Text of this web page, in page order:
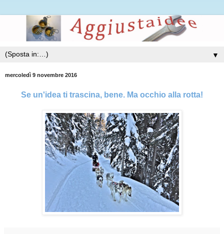
▼
mercoledì 9 novembre 2016
Se un'idea ti trascina, bene. Ma occhio alla rotta!